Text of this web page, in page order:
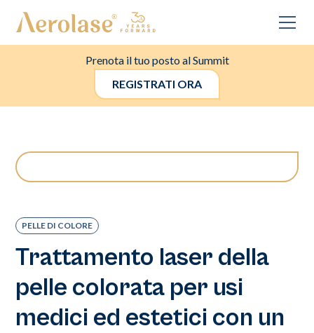
Prenota il tuo posto al Summit
REGISTRATI ORA
PELLE DI COLORE
Trattamento laser della
pelle colorata per usi
medici ed estetici con un